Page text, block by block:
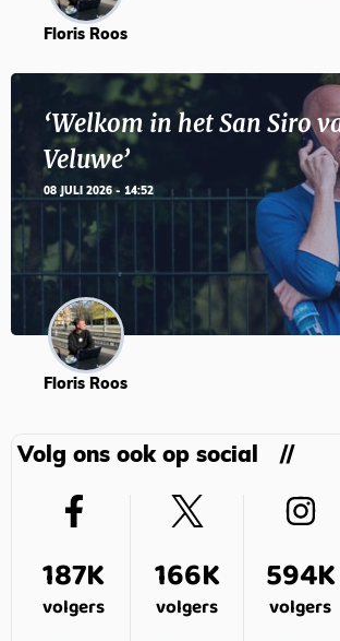
Floris Roos
‘Welkom in het San Siro
Veluwe’
08 JULI 2026 - 14:52
Floris Roos
Volg ons ook op social
187K
volgers
166K
volgers
594K
volgers